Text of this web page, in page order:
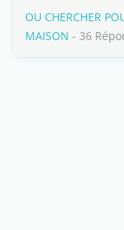
OU CHERCHER
MAISON - 36